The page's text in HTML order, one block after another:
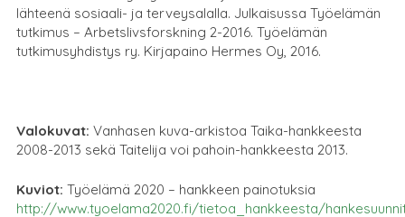
lähteenä sosiaali- ja terveysalalla. Julkaisussa Työelämän
tutkimus – Arbetslivsforskning 2-2016. Työelämän
tutkimusyhdistys ry. Kirjapaino Hermes Oy, 2016.
Valokuvat: Vanhasen kuva-arkistoa Taika-hankkeesta
2008-2013 sekä Taitelija voi pahoin-hankkeesta 2013.
Kuviot: Työelämä 2020 – hankkeen painotuksia
http://www.tyoelama2020.fi/tietoa_hankkeesta/